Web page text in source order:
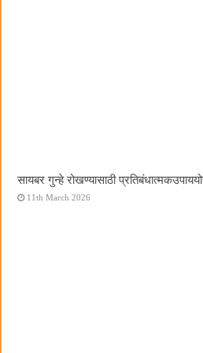
सायबर गुन्हे रोखण्यासाठी
11th March 2026